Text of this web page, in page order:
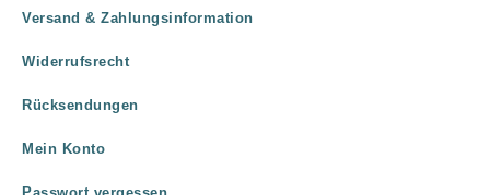
Versand & Zahlungsinformation
Widerrufsrecht
Rücksendungen
Mein Konto